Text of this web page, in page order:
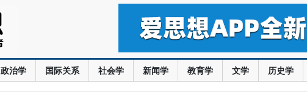
政治学 国际关系 社会学 新闻学 教育学 文学 历史学